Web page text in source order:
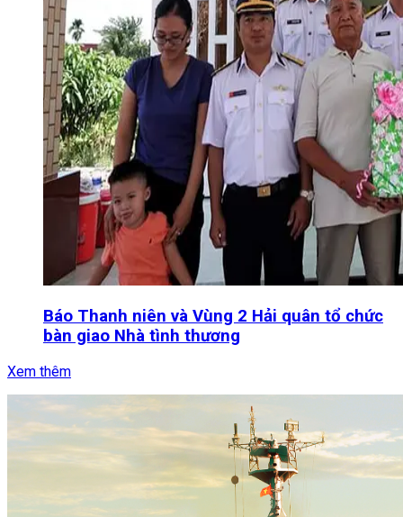
Báo Thanh niên và Vùng 2 Hải quân tổ chức
bàn giao Nhà tình thương
Xem thêm